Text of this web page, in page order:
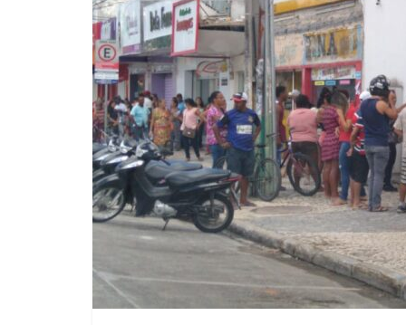
campanha integrada: Agosto
Dourado e Lilás
Agosto Lilás combate a
violência contra a mulher
O patrimônio dos candidatos